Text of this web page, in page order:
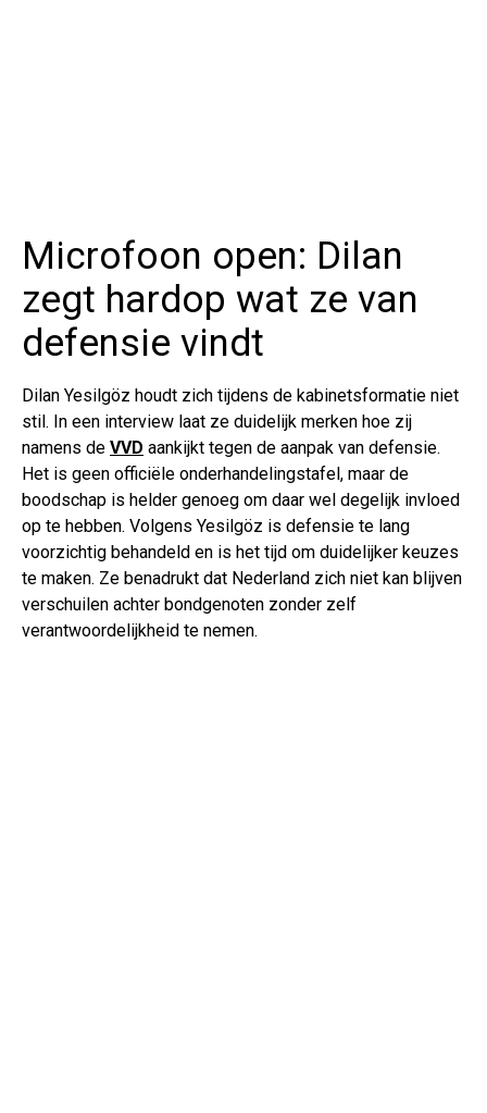
Microfoon open: Dilan
zegt hardop wat ze van
defensie vindt
Dilan Yesilgöz houdt zich tijdens de kabinetsformatie niet
stil. In een interview laat ze duidelijk merken hoe zij
namens de VVD aankijkt tegen de aanpak van defensie.
Het is geen officiële onderhandelingstafel, maar de
boodschap is helder genoeg om daar wel degelijk invloed
op te hebben. Volgens Yesilgöz is defensie te lang
voorzichtig behandeld en is het tijd om duidelijker keuzes
te maken. Ze benadrukt dat Nederland zich niet kan blijven
verschuilen achter bondgenoten zonder zelf
verantwoordelijkheid te nemen.